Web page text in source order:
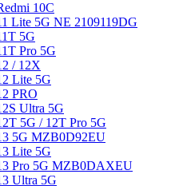
10C
Lite 5G NE 2109119DG
5G
Pro 5G
/ 12X
Lite 5G
PRO
Ultra 5G
5G / 12T Pro 5G
5G MZB0D92EU
Lite 5G
Pro 5G MZB0DAXEU
Ultra 5G